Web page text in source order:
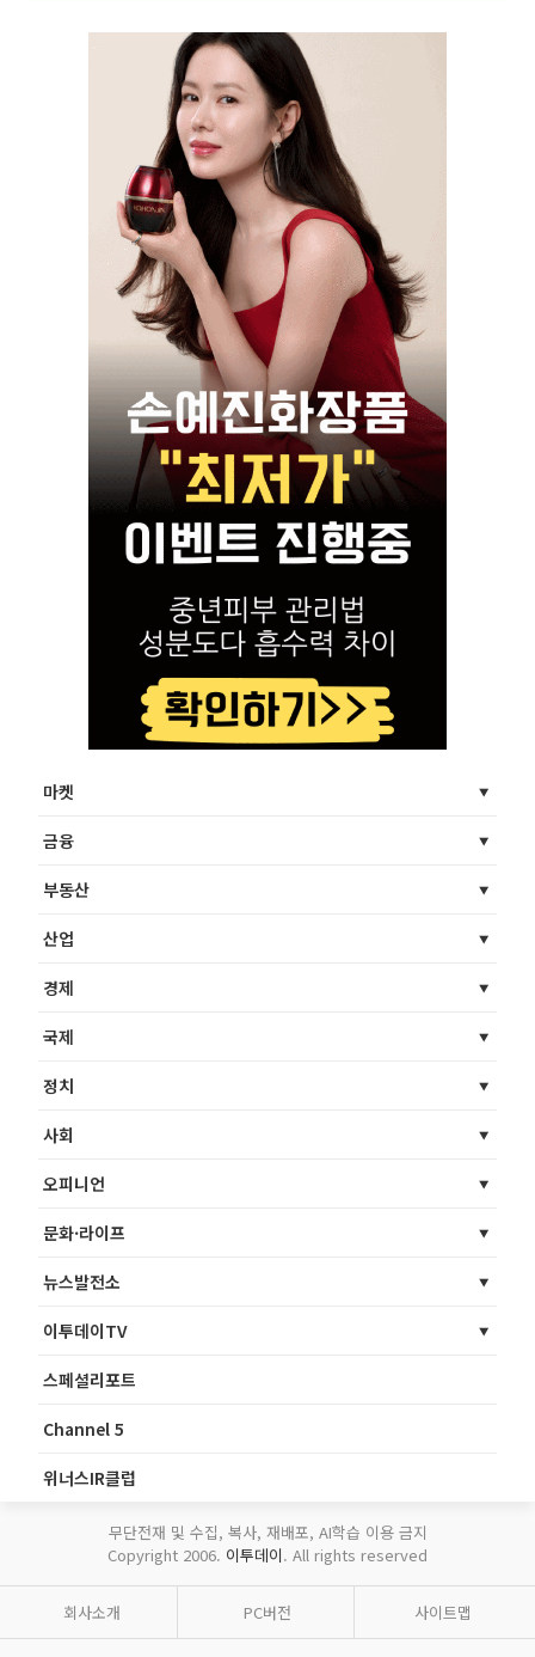
마켓
금융
부동산
산업
경제
국제
정치
사회
오피니언
문화·라이프
뉴스발전소
이투데이TV
스페셜리포트
Channel 5
위너스IR클럽
무단전재 및 수집, 복사, 재배포, AI학습 이용 금지
Copyright 2006. 이투데이. All rights reserved
회사소개 PC버전 사이트맵